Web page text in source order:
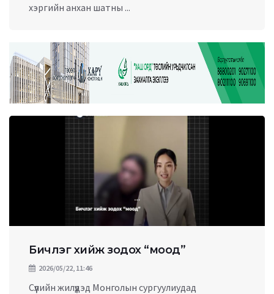
хэргийн анхан шатны ...
Бичлэг хийж зодох “моод”
2026/05/22, 11:46
Сүүлийн жилүүдэд Монголын сургуулиудад